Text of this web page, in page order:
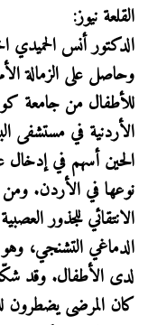
القلعة نيوز:
الدكتور أنس
وحاصل على الزمالة
للأطفال من جامعة
الحين أسهم في إدخال
نوعها في الأردن.
الانتقائي للجذور
الدماغي التشنجي،
لدى الأطفال. وقد
كان المرضى يضطرون